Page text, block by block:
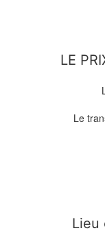
LE
Le
Lieu